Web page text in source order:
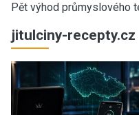
Pět výhod průmyslového
jitulciny-recepty.cz